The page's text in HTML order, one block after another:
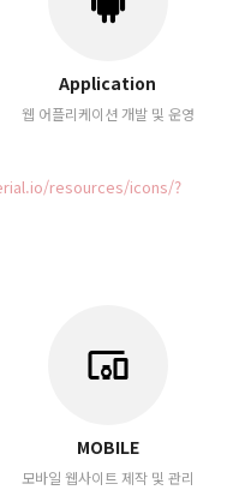
Application
웹 어플리케이션 개발 및 운영
resources/icons/?
devices_other
MOBILE
모바일 웹사이트 제작 및 관리